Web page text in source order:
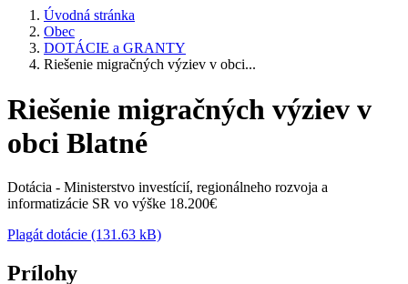
Úvodná stránka
Obec
DOTÁCIE a GRANTY
Riešenie migračných výziev v obci...
Riešenie migračných výziev v
obci Blatné
Dotácia - Ministerstvo investícií, regionálneho rozvoja a
informatizácie SR vo výške 18.200€
Plagát dotácie (131.63 kB)
Prílohy